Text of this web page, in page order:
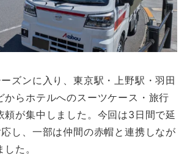
ズンに入り、東京駅・上野駅・羽田
からホテルへのスーツケース・旅行
頼が集中しました。今回は3日間で延
し、一部は仲間の赤帽と連携しなが
た。